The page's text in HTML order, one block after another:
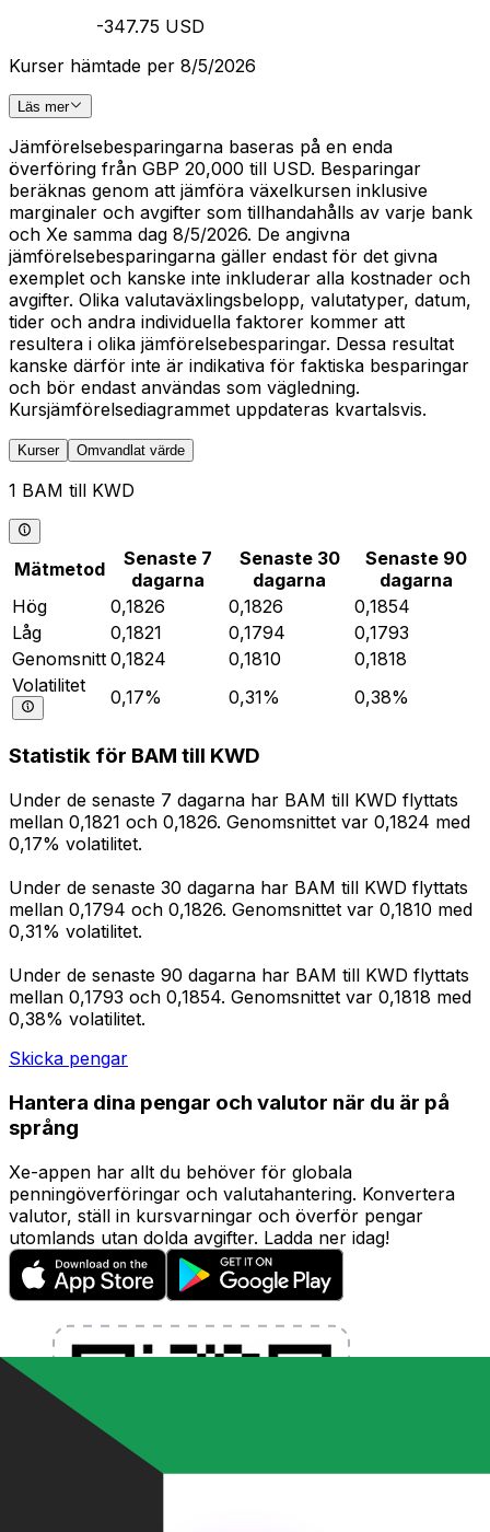
-347.75 USD
Kurser hämtade per 8/5/2026
Läs mer
Jämförelsebesparingarna baseras på en enda
överföring från GBP 20,000 till USD. Besparingar
beräknas genom att jämföra växelkursen inklusive
marginaler och avgifter som tillhandahålls av varje bank
och Xe samma dag 8/5/2026. De angivna
jämförelsebesparingarna gäller endast för det givna
exemplet och kanske inte inkluderar alla kostnader och
avgifter. Olika valutaväxlingsbelopp, valutatyper, datum,
tider och andra individuella faktorer kommer att
resultera i olika jämförelsebesparingar. Dessa resultat
kanske därför inte är indikativa för faktiska besparingar
och bör endast användas som vägledning.
Kursjämförelsediagrammet uppdateras kvartalsvis.
Kurser Omvandlat värde
1 BAM till KWD
Mätmetod
Senaste 7
dagarna
Senaste 30
dagarna
Senaste 90
dagarna
Hög
0,1826 0,1826
0,1854
Låg
0,1821 0,1794
0,1793
Genomsnitt 0,1824 0,1810
0,1818
Volatilitet
0,17% 0,31% 0,38%
Statistik för BAM till KWD
Under de senaste 7 dagarna har BAM till KWD flyttats
mellan 0,1821 och 0,1826. Genomsnittet var 0,1824 med
0,17% volatilitet.
Under de senaste 30 dagarna har BAM till KWD flyttats
mellan 0,1794 och 0,1826. Genomsnittet var 0,1810 med
0,31% volatilitet.
Under de senaste 90 dagarna har BAM till KWD flyttats
mellan 0,1793 och 0,1854. Genomsnittet var 0,1818 med
0,38% volatilitet.
Skicka pengar
Hantera dina pengar och valutor när du är på
språng
Xe-appen har allt du behöver för globala
penningöverföringar och valutahantering. Konvertera
valutor, ställ in kursvarningar och överför pengar
utomlands utan dolda avgifter. Ladda ner idag!